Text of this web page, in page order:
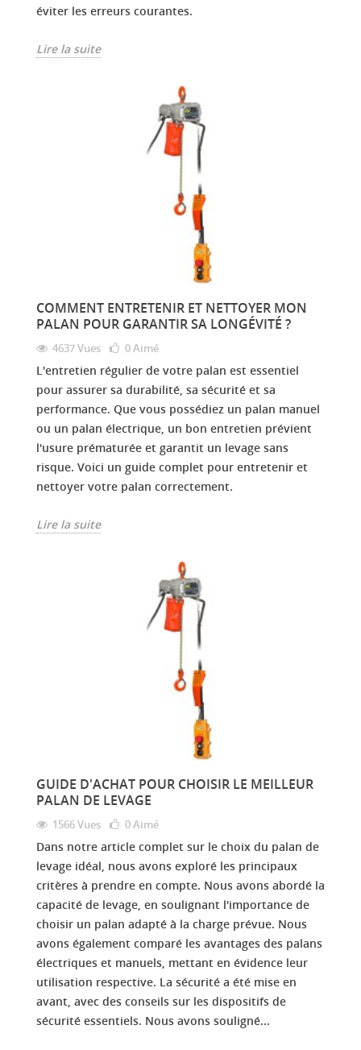
éviter les erreurs courantes.
Lire la suite
COMMENT ENTRETENIR ET NETTOYER MON
PALAN POUR GARANTIR SA LONGÉVITÉ ?
4637 Vues 0Aimé
L'entretien régulier de votre palan est essentiel
pour assurer sa durabilité, sa sécurité et sa
performance. Que vous possédiez un palan manuel
ou un palan électrique, un bon entretien prévient
l'usure prématurée et garantit un levage sans
risque. Voici un guide complet pour entretenir et
nettoyer votre palan correctement.
Lire la suite
GUIDE D'ACHAT POUR CHOISIR LE MEILLEUR
PALAN DE LEVAGE
1566 Vues 0Aimé
Dans notre article complet sur le choix du palan de
levage idéal, nous avons exploré les principaux
critères à prendre en compte. Nous avons abordé la
capacité de levage, en soulignant l'importance de
choisir un palan adapté à la charge prévue. Nous
avons également comparé les avantages des palans
électriques et manuels, mettant en évidence leur
utilisation respective. La sécurité a été mise en
avant, avec des conseils sur les dispositifs de
sécurité essentiels. Nous avons souligné...